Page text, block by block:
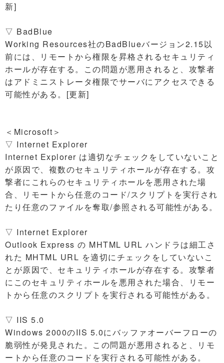
新]
▽ BadBlue
Working Resources社のBadBlueバージョン2.15以
前には、リモートから権限を昇格されるセキュリティ
ホールが存在する。この問題が悪用されると、攻撃者
はアドミニストレータ権限でサーバにアクセスできる
可能性がある。[更新]
＜Microsoft＞
▽ Internet Explorer
Internet Explorer は適切なチェックをしていないこと
が原因で、複数のセキュリティホールが存在する。攻
撃者にこれらのセキュリティホールを悪用された場
合、リモートから任意のコード/スクリプトを実行され
たり任意のファイルを奪取/参照される可能性がある。
▽ Internet Explorer
Outlook Express の MHTML URL ハンドラは細工さ
れた MHTML URL を適切にチェックをしていないこ
とが原因で、セキュリティホールが存在する。攻撃者
にこのセキュリティホールを悪用された場合、リモー
トから任意のスクリプトを実行される可能性がある。
▽ IIS 5.0
Windows 2000のIIS 5.0にバッファオーバーフローの
脆弱性が発見された。この問題が悪用されると、リモ
ートから任意のコードを実行される可能性がある。